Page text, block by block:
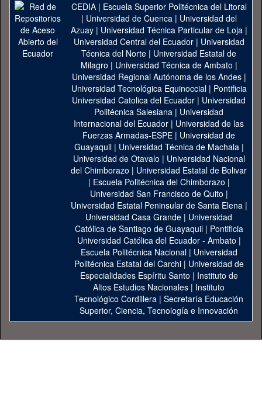
CEDIA| Escuela Superior Politécnica del Litoral
| Universidad de Cuenca| Universidad del
Azuay| Universidad Técnica Particular de Loja|
Universidad Central del Ecuador| Universidad
Técnica del Norte | Universidad Estatal de
Milagro | Universidad Técnica de Ambato |
Universidad Regional Autónoma de los Andes|
Universidad Tecnológica Equinoccial| Pontificia
Universidad Catolica del Ecuador | Universidad
Politécnica Salesiana | Universidad
Internacional del Ecuador | Universidad de las
Fuerzas Armadas-ESPE | Universidad de
Guayaquil| Universidad Técnica de Machala|
Universidad de Otavalo | Universidad Nacional
del Chimborazo | Universidad Estatal de Bolivar
| Escuela Politécnica del Chimborazo |
Universidad San Francisco de Quito |
Universidad Estatal Peninsular de Santa Elena|
Universidad Casa Grande | Universidad
Católica de Santiago de Guayaquil| Pontificia
Universidad Católica del Ecuador - Ambato |
Escuela Politécnica Nacional| Universidad
Politécnica Estatal del Carchi| Universidad de
Especialidades Espíritu Santo | Instituto de
Altos Estudios Nacionales | Instituto
Tecnológico Cordillera | Secretaría Educación
Superior, Ciencia, Tecnología e Innovación